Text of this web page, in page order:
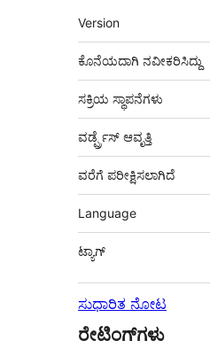
ಮೆಟಾ
Version
ಕೊನೆಯದಾಗಿ ನವೀಕರಿಸಿದ್ದು
ಸಕ್ರಿಯ ಸ್ಥಾಪನೆಗಳು
ವರ್ಡ್ಪ್ರೆಸ್ ಆವೃತ್ತಿ
ವರೆಗೆ ಪರೀಕ್ಷಿಸಲಾಗಿದೆ
Language
ಟ್ಯಾಗ್
ಸುಧಾರಿತ ನೋಟ
ರೇಟಿಂಗ್‌ಗಳು